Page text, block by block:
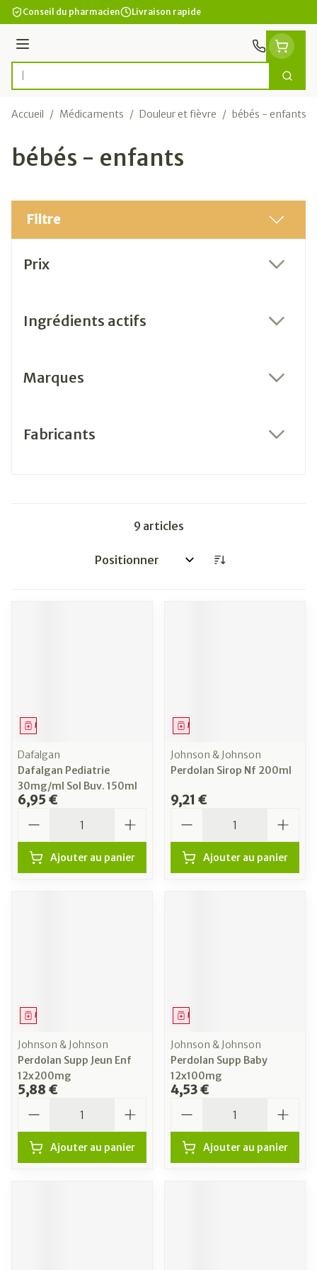
Aller au contenu
Conseil du pharmacien Livraison rapide
Menu
Rechercher
Accueil / Médicaments / Douleur et fièvre / bébés - enfants
bébés - enfants
Filtre
Prix
Ingrédients actifs
Marques
Fabricants
9 articles
Trier par:
Médicament
Dafalgan
Dafalgan Pediatrie
30mg/ml Sol Buv. 150ml
6,95 €
Ajouter au panier
Médicament
Johnson & Johnson
Perdolan Sirop Nf 200ml
9,21 €
Ajouter au panier
Médicament
Johnson & Johnson
Perdolan Supp Jeun Enf
12x200mg
5,88 €
Ajouter au panier
Médicament
Johnson & Johnson
Perdolan Supp Baby
12x100mg
4,53 €
Ajouter au panier